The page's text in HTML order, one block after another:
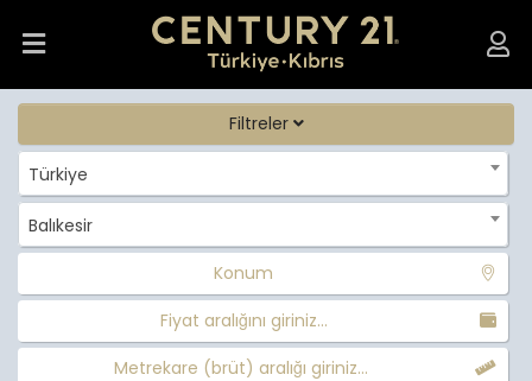
Filtreler
Türkiye
Balıkesir
Konum
Fiyat aralığını giriniz...
Metrekare (brüt) aralığı giriniz...